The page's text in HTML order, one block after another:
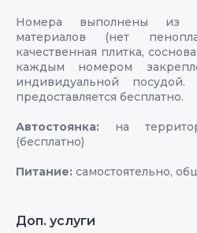
Номера выполнены из
материалов (нет
качественная плитка,
каждым номером
индивидуальной
предоставляется бесплатно.
Автостоянка: на
(бесплатно)
Питание: самостоятельно,
Доп. услуги